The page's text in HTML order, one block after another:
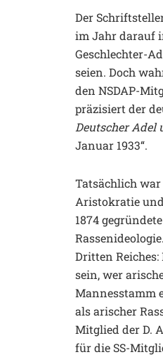
Der
im Jahr darauf
Geschlechter-
seien. Doch
den NSDAP-
präzisiert der
Deutscher
Januar 1933“.
Tatsächlich
Aristokratie
1874
Dritten
sein, wer
Mannesstamm
als arischer
Mitglied der D.
für die SS-